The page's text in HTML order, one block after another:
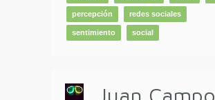
percepción redes sociales
sentimiento social
Juan Campo